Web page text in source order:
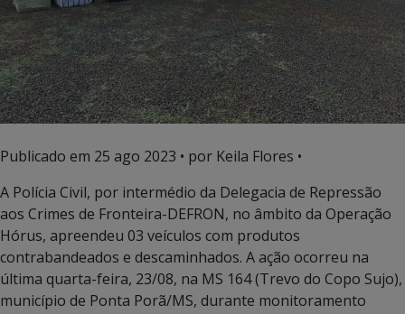
Publicado em 25 ago 2023 • por Keila Flores •
A Polícia Civil, por intermédio da Delegacia de Repressão
aos Crimes de Fronteira-DEFRON, no âmbito da Operação
Hórus, apreendeu 03 veículos com produtos
contrabandeados e descaminhados. A ação ocorreu na
última quarta-feira, 23/08, na MS 164 (Trevo do Copo Sujo),
município de Ponta Porã/MS, durante monitoramento